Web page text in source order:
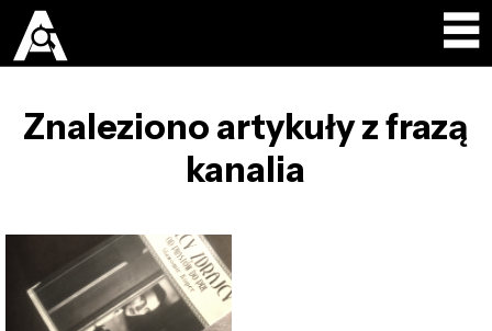
Znaleziono artykuły z frazą
kanalia